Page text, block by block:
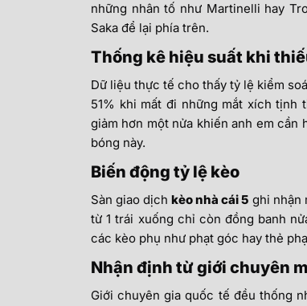
những nhân tố như Martinelli hay
Saka để lại phía trên.
Thống kê hiệu suất khi
Dữ liệu thực tế cho thấy tỷ lệ kiểm
51% khi mất đi những mắt xích
giảm hơn một nửa khiến anh em
bóng này.
Biến động tỷ lệ kèo
Sàn giao dịchkèo nhà cái 5 ghi nhận
từ 1 trái xuống chỉ còn đồng banh
các kèo phụ như phạt góc hay thẻ
Nhận định từ giới chuyên
Giới chuyên gia quốc tế đều thống